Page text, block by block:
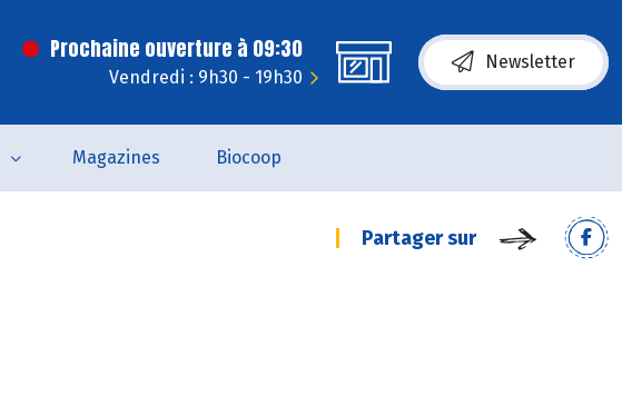
Prochaine ouverture à 09:30
Vendredi : 9h30 - 19h30
Newsletter
Magazines Biocoop
Partager sur